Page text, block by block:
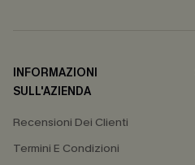
INFORMAZIONI
SULL'AZIENDA
Recensioni Dei Clienti
Termini E Condizioni